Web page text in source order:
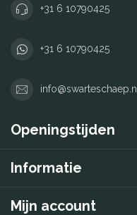
+31 6 10790425
+31 6 10790425
info@swarteschaep.nl
Openingstijden
Informatie
Mijn account